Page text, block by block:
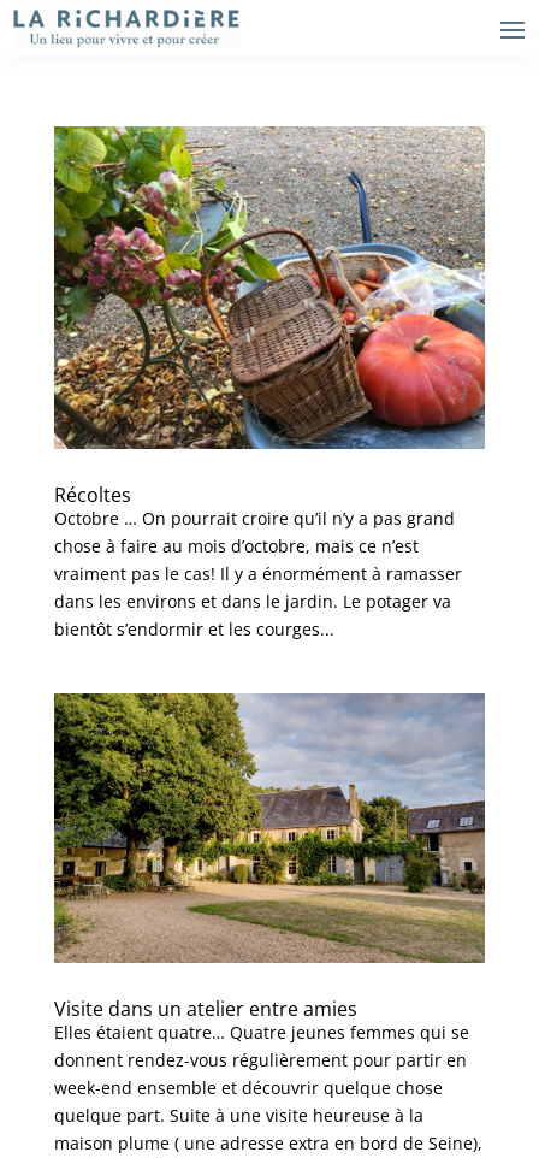
Récoltes
Octobre … On pourrait croire qu’il n’y a pas grand
chose à faire au mois d’octobre, mais ce n’est
vraiment pas le cas! Il y a énormément à ramasser
dans les environs et dans le jardin. Le potager va
bientôt s’endormir et les courges...
Visite dans un atelier entre amies
Elles étaient quatre… Quatre jeunes femmes qui se
donnent rendez-vous régulièrement pour partir en
week-end ensemble et découvrir quelque chose
quelque part. Suite à une visite heureuse à la
maison plume ( une adresse extra en bord de Seine),